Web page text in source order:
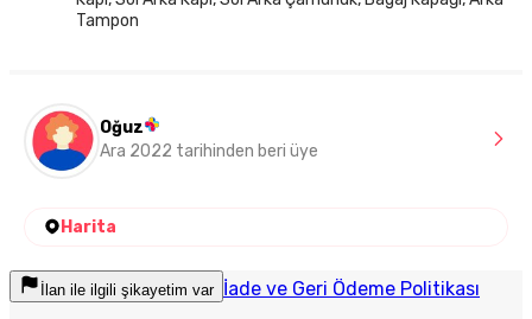
Tampon
Oğuz
Ara 2022 tarihinden beri üye
Harita
İlan ile ilgili şikayetim var İade ve Geri Ödeme Politikası